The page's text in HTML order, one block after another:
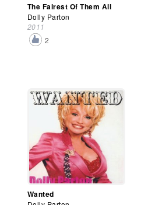
The Fairest Of Them All
Dolly Parton
2011
2
Wanted